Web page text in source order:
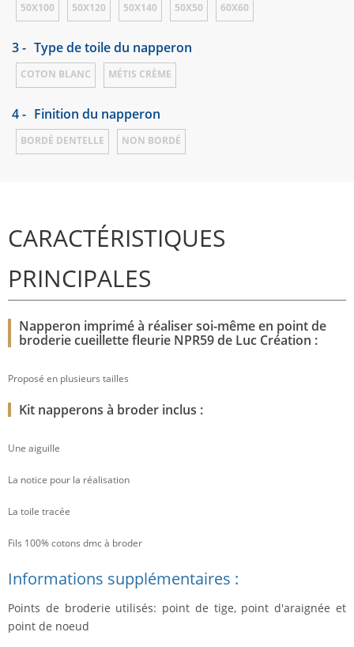
50X100 50X120 50X140 50X50 60X60
3 - Type de toile du napperon
COTON BLANC MÉTIS CRÈME
4 - Finition du napperon
BORDÉ DENTELLE NON BORDÉ
CARACTÉRISTIQUES
PRINCIPALES
Napperon imprimé à réaliser soi-même en point de
broderie cueillette fleurie NPR59 de Luc Création :
Proposé en plusieurs tailles
Kit napperons à broder inclus :
Une aiguille
La notice pour la réalisation
La toile tracée
Fils 100% cotons dmc à broder
Informations supplémentaires :
Points de broderie utilisés: point de tige, point d'araignée et
point de noeud